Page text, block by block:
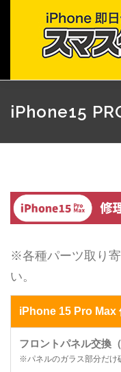
TOP 修理メニュ
iPhone15
※各種パーツ取り
い。
iPhone 15 Pro Max
フロントパネル交換
※パネルのガラス部分だけ